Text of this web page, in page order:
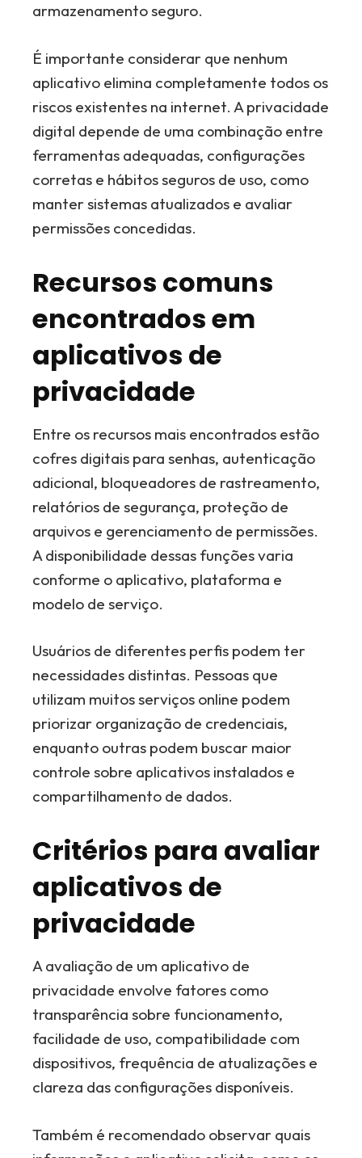
armazenamento seguro.
É importante considerar que nenhum
aplicativo elimina completamente todos os
riscos existentes na internet. A privacidade
digital depende de uma combinação entre
ferramentas adequadas, configurações
corretas e hábitos seguros de uso, como
manter sistemas atualizados e avaliar
permissões concedidas.
Recursos comuns
encontrados em
aplicativos de
privacidade
Entre os recursos mais encontrados estão
cofres digitais para senhas, autenticação
adicional, bloqueadores de rastreamento,
relatórios de segurança, proteção de
arquivos e gerenciamento de permissões.
A disponibilidade dessas funções varia
conforme o aplicativo, plataforma e
modelo de serviço.
Usuários de diferentes perfis podem ter
necessidades distintas. Pessoas que
utilizam muitos serviços online podem
priorizar organização de credenciais,
enquanto outras podem buscar maior
controle sobre aplicativos instalados e
compartilhamento de dados.
Critérios para avaliar
aplicativos de
privacidade
A avaliação de um aplicativo de
privacidade envolve fatores como
transparência sobre funcionamento,
facilidade de uso, compatibilidade com
dispositivos, frequência de atualizações e
clareza das configurações disponíveis.
Também é recomendado observar quais